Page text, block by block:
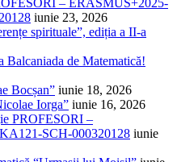
– ERASMUS+2025-
iunie 23, 2026
spirituale”, ediția a II-a
de Matematică!
Bocșan” iunie 18, 2026
Iorga” iunie 16, 2026
PROFESORI –
SCH-000320128 iunie